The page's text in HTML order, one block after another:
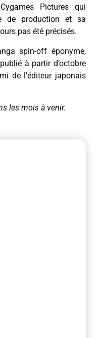
Pictures qui
de production et sa
pas été précisés.
spin-off éponyme,
à partir d’octobre
de l’éditeur japonais
les mois à venir.